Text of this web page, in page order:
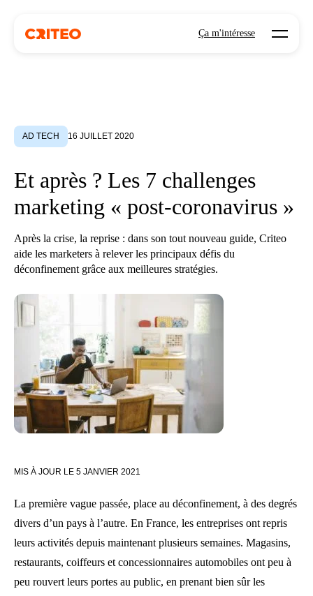
Ça m'intéresse Open
AD TECH 16 JUILLET 2020
Et après ? Les 7 challenges
marketing « post-coronavirus »
Après la crise, la reprise : dans son tout nouveau guide, Criteo
aide les marketers à relever les principaux défis du
déconfinement grâce aux meilleures stratégies.
MIS À JOUR LE 5 JANVIER 2021
La première vague passée, place au déconfinement, à des degrés
divers d’un pays à l’autre. En France, les entreprises ont repris
leurs activités depuis maintenant plusieurs semaines. Magasins,
restaurants, coiffeurs et concessionnaires automobiles ont peu à
peu rouvert leurs portes au public, en prenant bien sûr les